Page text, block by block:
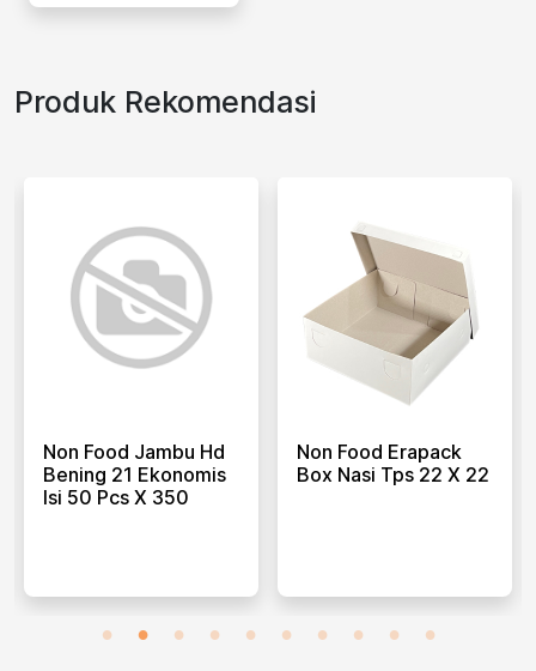
Produk Rekomendasi
Non Food Jambu Hd
Bening 21 Ekonomis
Isi 50 Pcs X 350
Non Food Erapack
Box Nasi Tps 22 X 22